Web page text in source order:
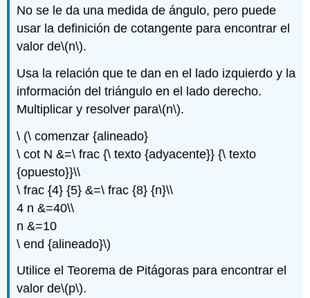
No se le da una medida de ángulo, pero puede
usar la definición de cotangente para encontrar el
valor de\(n\).
Usa la relación que te dan en el lado izquierdo y la
información del triángulo en el lado derecho.
Multiplicar y resolver para\(n\).
\ (\ comenzar {alineado}
\ cot N &=\ frac {\ texto {adyacente}} {\ texto
{opuesto}}\\
\ frac {4} {5} &=\ frac {8} {n}\\
4 n &=40\\
n &=10
\ end {alineado}\)
Utilice el Teorema de Pitágoras para encontrar el
valor de\(p\).